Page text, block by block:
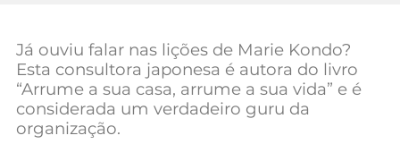
Negócios
Mundial 2026
Já ouviu falar nas lições de Marie Kondo?
Esta consultora japonesa é autora do livro
“Arrume a sua casa, arrume a sua vida” e é
considerada um verdadeiro guru da
organização.